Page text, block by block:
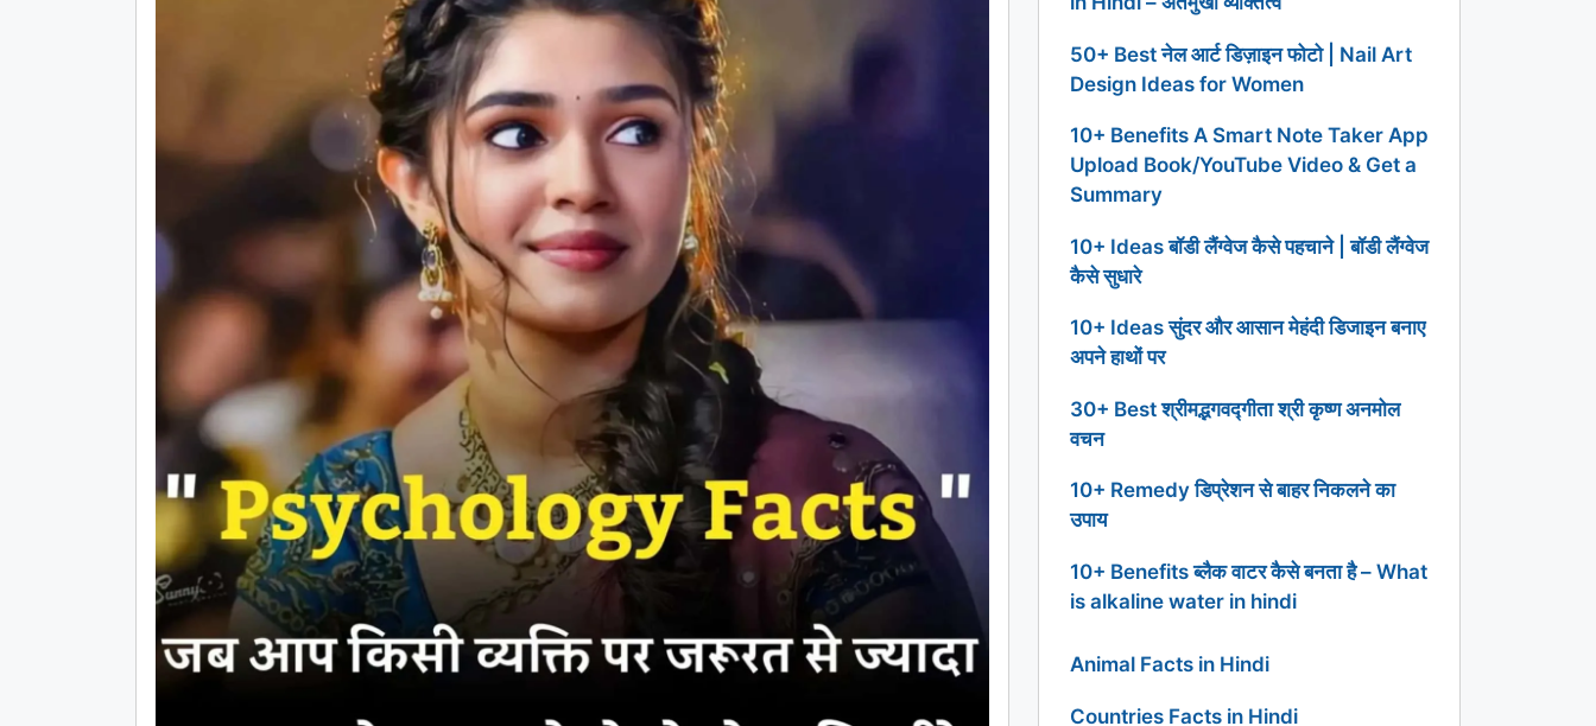
50+ Best नेल आर्ट डिज़ाइन फोटो | Nail Art
Design Ideas for Women
10+ Benefits A Smart Note Taker App
Upload Book/YouTube Video & Get a
Summary
10+ Ideas बॉडी लैंग्वेज कैसे पहचाने | बॉडी लैंग्वेज
कैसे सुधारे
10+ Ideas सुंदर और आसान मेहंदी डिजाइन बनाए
अपने हाथों पर
30+ Best श्रीमद्भगवद्गीता श्री कृष्ण अनमोल
वचन
10+ Remedy डिप्रेशन से बाहर निकलने का
उपाय
10+ Benefits ब्लैक वाटर कैसे बनता है – What
is alkaline water in hindi
Animal Facts in Hindi
Countries Facts in Hindi